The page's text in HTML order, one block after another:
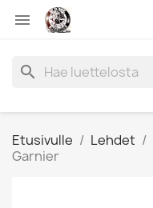

search
Etusivulle Lehdet
Garnier